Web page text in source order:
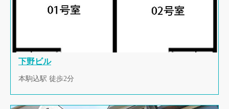
下野ビル
本駒込駅 徒歩2分